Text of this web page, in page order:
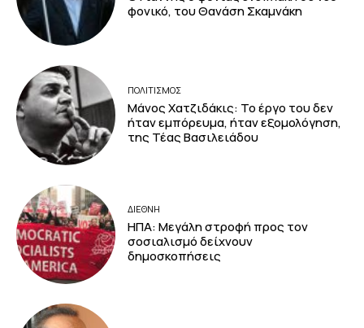
φονικό, του Θανάση Σκαμνάκη
ΠΟΛΙΤΙΣΜΟΣ
Μάνος Χατζιδάκις: Το έργο του δεν
ήταν εμπόρευμα, ήταν εξομολόγηση,
της Τέας Βασιλειάδου
ΔΙΕΘΝΗ
ΗΠΑ: Μεγάλη στροφή προς τον
σοσιαλισμό δείχνουν
δημοσκοπήσεις